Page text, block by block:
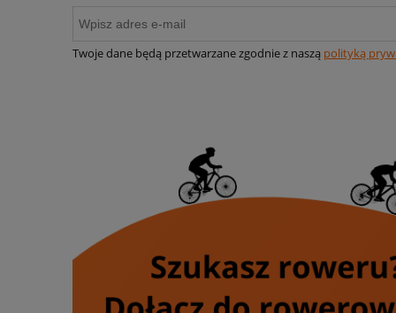
Twoje dane będą przetwarzane zgodnie z naszą polityką